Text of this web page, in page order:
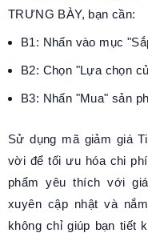
TRƯNG BÀY, bạn cần:
B1: Nhấn vào mục
B2: Chọn "Lựa chọn
B3: Nhấn "Mua" sản
Sử dụng mã giảm giá
vời để tối ưu hóa chi
phẩm yêu thích với
xuyên cập nhật và
không chỉ giúp bạn tiết